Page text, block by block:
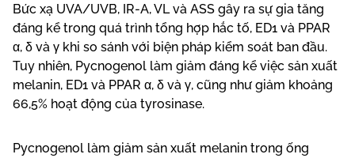
Bức xạ UVA/UVB, IR-A, VL và ASS gây ra sự gia tăng
đáng kể trong quá trình tổng hợp hắc tố, ED1 và PPAR
α, δ và γ khi so sánh với biện pháp kiểm soát ban đầu.
Tuy nhiên, Pycnogenol làm giảm đáng kể việc sản xuất
melanin, ED1 và PPAR α, δ và γ, cũng như giảm khoảng
66,5% hoạt động của tyrosinase.
Pycnogenol làm giảm sản xuất melanin trong ống